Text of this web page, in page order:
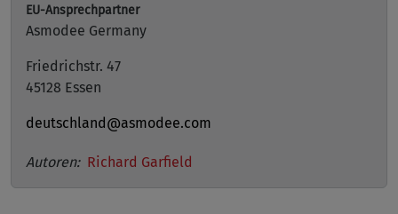
EU-Ansprechpartner
Asmodee Germany
Friedrichstr. 47
45128 Essen
deutschland@asmodee.com
Autoren: Richard Garfield